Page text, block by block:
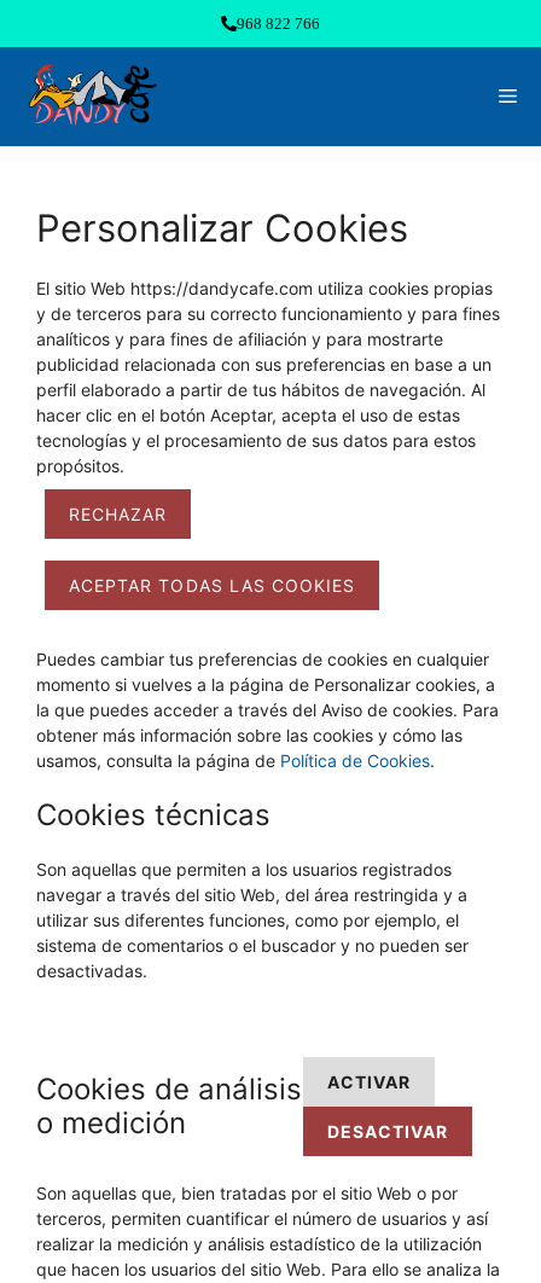
contenido
968 822 766
Personalizar Cookies
El sitio Web https://dandycafe.com utiliza cookies propias
y de terceros para su correcto funcionamiento y para fines
analíticos y para fines de afiliación y para mostrarte
publicidad relacionada con sus preferencias en base a un
perfil elaborado a partir de tus hábitos de navegación. Al
hacer clic en el botón Aceptar, acepta el uso de estas
tecnologías y el procesamiento de sus datos para estos
propósitos.
RECHAZAR
ACEPTAR TODAS LAS COOKIES
Puedes cambiar tus preferencias de cookies en cualquier
momento si vuelves a la página de Personalizar cookies, a
la que puedes acceder a través del Aviso de cookies. Para
obtener más información sobre las cookies y cómo las
usamos, consulta la página de Política de Cookies.
Cookies técnicas
Son aquellas que permiten a los usuarios registrados
navegar a través del sitio Web, del área restringida y a
utilizar sus diferentes funciones, como por ejemplo, el
sistema de comentarios o el buscador y no pueden ser
desactivadas.
Cookies de análisis
o medición
ACTIVAR
DESACTIVAR
Son aquellas que, bien tratadas por el sitio Web o por
terceros, permiten cuantificar el número de usuarios y así
realizar la medición y análisis estadístico de la utilización
que hacen los usuarios del sitio Web. Para ello se analiza la